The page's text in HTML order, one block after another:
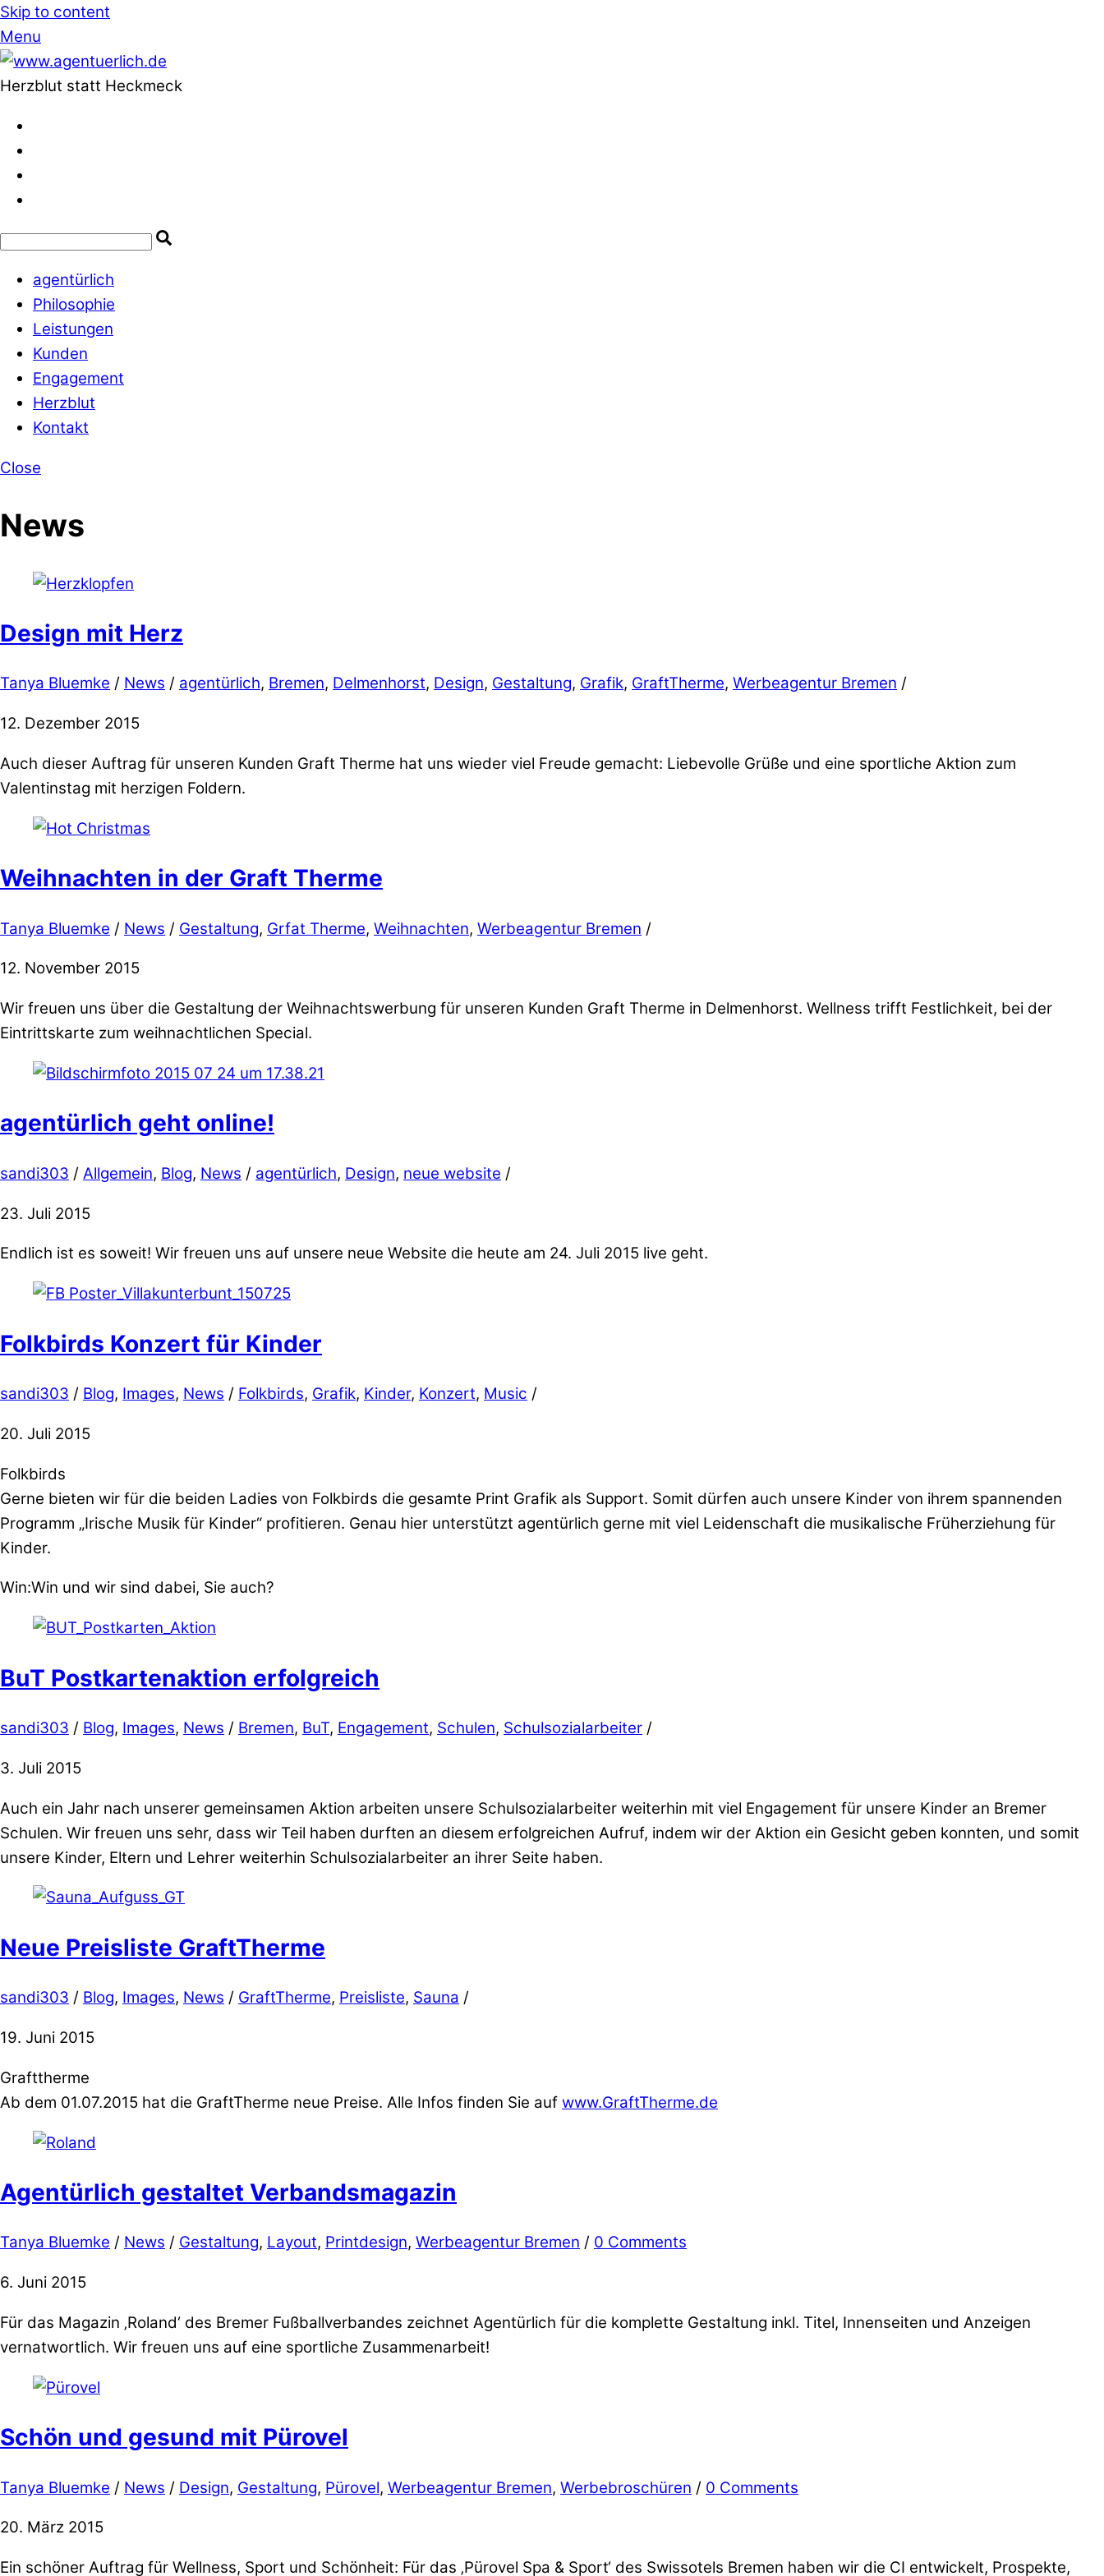
Skip to content
Menu
Herzblut statt Heckmeck
agentürlich
Philosophie
Leistungen
Kunden
Engagement
Herzblut
Kontakt
Close
News
Design mit Herz
Tanya Bluemke / News / agentürlich, Bremen, Delmenhorst, Design, Gestaltung, Grafik, GraftTherme, Werbeagentur Bremen /
12. Dezember 2015
Auch dieser Auftrag für unseren Kunden Graft Therme hat uns wieder viel Freude gemacht: Liebevolle Grüße und eine sportliche Aktion zum
Valentinstag mit herzigen Foldern.
Weihnachten in der Graft Therme
Tanya Bluemke / News / Gestaltung, Grfat Therme, Weihnachten, Werbeagentur Bremen /
12. November 2015
Wir freuen uns über die Gestaltung der Weihnachtswerbung für unseren Kunden Graft Therme in Delmenhorst. Wellness trifft Festlichkeit, bei der
Eintrittskarte zum weihnachtlichen Special.
agentürlich geht online!
sandi303 / Allgemein, Blog, News / agentürlich, Design, neue website /
23. Juli 2015
Endlich ist es soweit! Wir freuen uns auf unsere neue Website die heute am 24. Juli 2015 live geht.
Folkbirds Konzert für Kinder
sandi303 / Blog, Images, News / Folkbirds, Grafik, Kinder, Konzert, Music /
20. Juli 2015
Folkbirds
Gerne bieten wir für die beiden Ladies von Folkbirds die gesamte Print Grafik als Support. Somit dürfen auch unsere Kinder von ihrem spannenden
Programm „Irische Musik für Kinder“ profitieren. Genau hier unterstützt agentürlich gerne mit viel Leidenschaft die musikalische Früherziehung für
Kinder.
Win:Win und wir sind dabei, Sie auch?
BuT Postkartenaktion erfolgreich
sandi303 / Blog, Images, News / Bremen, BuT, Engagement, Schulen, Schulsozialarbeiter /
3. Juli 2015
Auch ein Jahr nach unserer gemeinsamen Aktion arbeiten unsere Schulsozialarbeiter weiterhin mit viel Engagement für unsere Kinder an Bremer
Schulen. Wir freuen uns sehr, dass wir Teil haben durften an diesem erfolgreichen Aufruf, indem wir der Aktion ein Gesicht geben konnten, und somit
unsere Kinder, Eltern und Lehrer weiterhin Schulsozialarbeiter an ihrer Seite haben.
Neue Preisliste GraftTherme
sandi303 / Blog, Images, News / GraftTherme, Preisliste, Sauna /
19. Juni 2015
Grafttherme
Ab dem 01.07.2015 hat die GraftTherme neue Preise. Alle Infos finden Sie auf www.GraftTherme.de
Agentürlich gestaltet Verbandsmagazin
Tanya Bluemke / News / Gestaltung, Layout, Printdesign, Werbeagentur Bremen / 0 Comments
6. Juni 2015
Für das Magazin ‚Roland‘ des Bremer Fußballverbandes zeichnet Agentürlich für die komplette Gestaltung inkl. Titel, Innenseiten und Anzeigen
vernatwortlich. Wir freuen uns auf eine sportliche Zusammenarbeit!
Schön und gesund mit Pürovel
Tanya Bluemke / News / Design, Gestaltung, Pürovel, Werbeagentur Bremen, Werbebroschüren / 0 Comments
20. März 2015
Ein schöner Auftrag für Wellness, Sport und Schönheit: Für das ‚Pürovel Spa & Sport‘ des Swissotels Bremen haben wir die CI entwickelt, Prospekte,